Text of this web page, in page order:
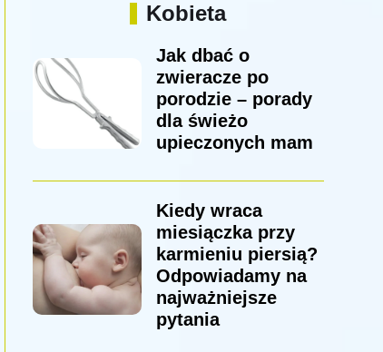
Kobieta
Jak dbać o
zwieracze po
porodzie – porady
dla świeżo
upieczonych mam
Kiedy wraca
miesiączka przy
karmieniu piersią?
Odpowiadamy na
najważniejsze
pytania